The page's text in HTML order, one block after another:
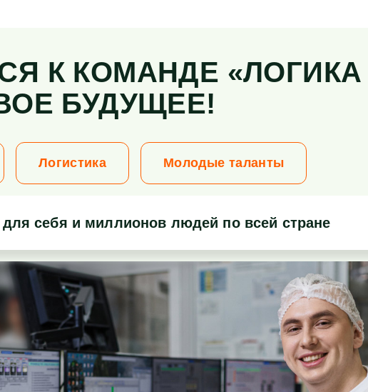
К КОМАНДЕ
БУДУЩЕЕ!
Логистика Молодые таланты
себя и миллионов людей по всей стране